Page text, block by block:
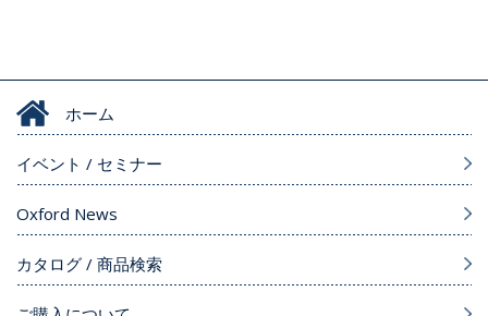
ホーム
イベント / セミナー
Oxford News
カタログ / 商品検索